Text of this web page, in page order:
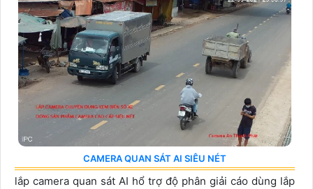
CAMERA QUAN SÁT AI SIÊU NÉT
lắp camera quan sát AI hổ trợ độ phân giải cáo dùng lắp